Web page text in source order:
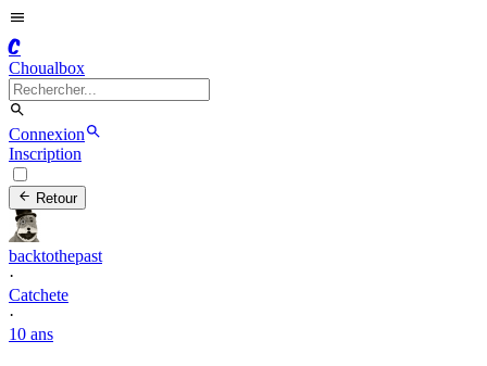
C
Choualbox
Connexion
Inscription
Retour
backtothepast
·
Catchete
·
10 ans